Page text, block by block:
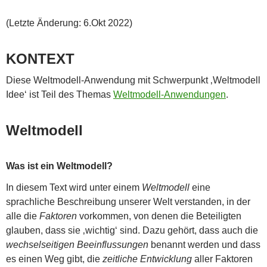
(Letzte Änderung: 6.Okt 2022)
KONTEXT
Diese Weltmodell-Anwendung mit Schwerpunkt ‚Weltmodell
Idee‘ ist Teil des Themas Weltmodell-Anwendungen.
Weltmodell
Was ist ein Weltmodell?
In diesem Text wird unter einem Weltmodell eine
sprachliche Beschreibung unserer Welt verstanden, in der
alle die Faktoren vorkommen, von denen die Beteiligten
glauben, dass sie ‚wichtig‘ sind. Dazu gehört, dass auch die
wechselseitigen Beeinflussungen benannt werden und dass
es einen Weg gibt, die zeitliche Entwicklung aller Faktoren